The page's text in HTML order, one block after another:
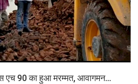
एच 90 का हुआ मरम्मत, आवागमन...